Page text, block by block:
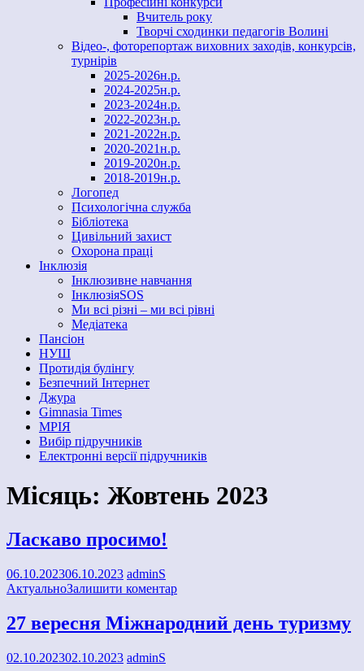
Вчитель року
Творчі сходинки педагогів Волині
Відео-, фоторепортаж виховних заходів, конкурсів,
турнірів
2025-2026н.р.
2024-2025н.р.
2023-2024н.р.
2022-2023н.р.
2021-2022н.р.
2020-2021н.р.
2019-2020н.р.
2018-2019н.р.
Логопед
Психологічна служба
Бібліотека
Цивільний захист
Охорона праці
Інклюзія
Інклюзивне навчання
ІнклюзіяSOS
Ми всі різні – ми всі рівні
Медіатека
Пансіон
НУШ
Протидія булінгу
Безпечний Інтернет
Джура
Gimnasia Times
МРІЯ
Вибір підручників
Електронні версії підручників
Місяць: Жовтень 2023
Ласкаво просимо!
06.10.202306.10.2023 adminS
АктуальноЗалишити коментар
27 вересня Міжнародний день туризму
02.10.202302.10.2023 adminS